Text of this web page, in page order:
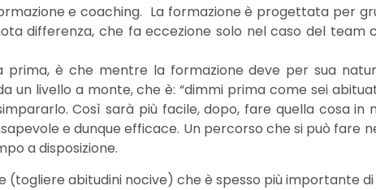
e coaching. La formazione è progettata per
differenza, che fa eccezione solo nel caso del team
prima, è che mentre la formazione deve per sua
un livello a monte, che è: “dimmi prima come sei
Così sarà più facile, dopo, fare quella cosa in
e dunque efficace. Un percorso che si può fare
a disposizione.
abitudini nocive) che è spesso più importante di